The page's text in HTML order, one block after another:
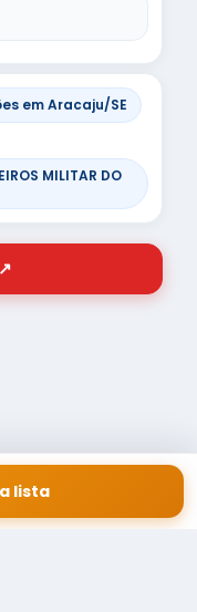
em Aracaju/SE
MILITAR DO
lista